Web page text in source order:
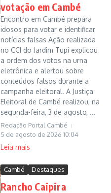
votação em Cambé
Encontro em Cambé prepara
idosos para votar e identificar
notícias falsas Ação realizada
no CCI do Jardim Tupi explicou
a ordem dos votos na urna
eletrônica e alertou sobre
conteúdos falsos durante a
campanha eleitoral. A Justiça
Eleitoral de Cambé realizou, na
segunda-feira, 3 de agosto, ...
Redação Portal Cambé
5 de agosto de 2026 10:04
Leia mais
Cambé Destaques
Rancho Caipira